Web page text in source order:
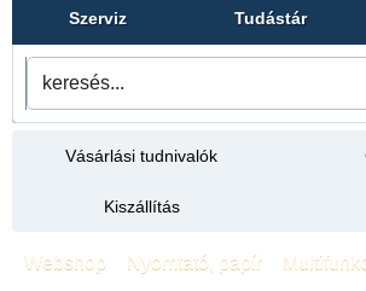
Szerviz Tudástár
Vásárlási tudnivalók
Kiszállítás
Webshop Nyomtató, papír